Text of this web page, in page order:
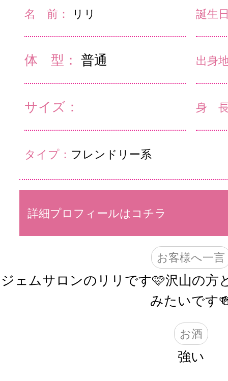
名 前： リリ 誕生
サイズ：
体 型： 普通 出身
身
タイプ： フレンドリー系
詳細プロフィールはコチラ
お客様へ一言
ジェムサロンのリリです🩷沢山の方
みたいです
お酒
強い